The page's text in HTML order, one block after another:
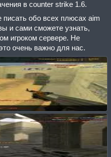
в counter strike 1.6.
обо всех плюсах aim
и сами сможете узнать,
игроком сервере. Не
очень важно для нас.